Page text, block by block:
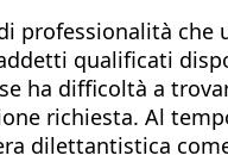
professionalità
qualificati
ha difficoltà a
richiesta. Al
dilettantistica